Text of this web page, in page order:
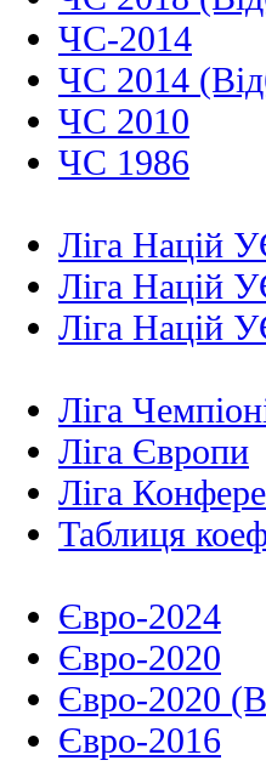
ЧС-2014
ЧС 2014
ЧС 2010
ЧС 1986
Ліга Націй
Ліга Націй
Ліга Націй
Ліга
Ліга Європи
Ліга
Таблиця
Євро-2024
Євро-2020
Євро-2020
Євро-2016